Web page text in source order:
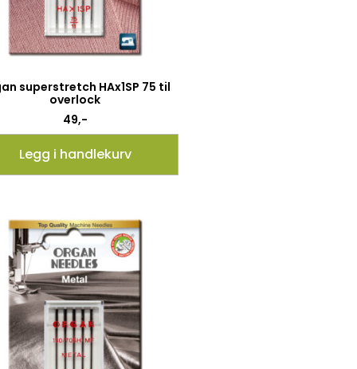
superstretch HAx1SP 75 til
overlock
49,-
Legg i handlekurv